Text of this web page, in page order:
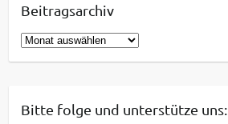
Beitragsarchiv
B
e
r
Bitte folge und unterstütze uns: